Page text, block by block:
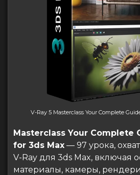
V-Ray 5 Masterclass Your Complete
Masterclass Your Complete
for 3ds Max — 97 урока,
V-Ray для 3ds Max, включая
материалы, камеры,